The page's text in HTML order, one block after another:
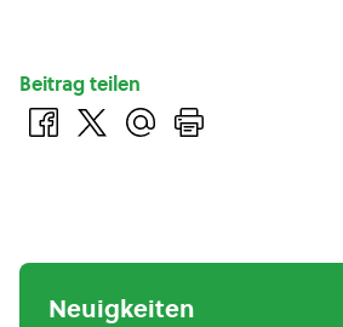
Beitrag teilen
Neuigkeiten